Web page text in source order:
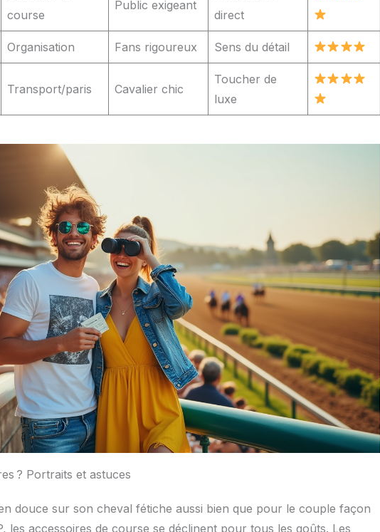
course
Public exigeant
direct
Organisation Fans rigoureux Sens du détail
Transport/paris Cavalier chic
Toucher de
luxe
? Portraits et astuces
douce sur son cheval fétiche aussi bien que pour le couple façon
les accessoires de course se déclinent pour tous les goûts. Les